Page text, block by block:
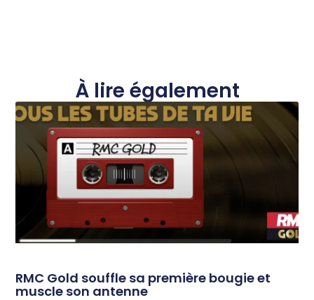
À lire également
RMC Gold souffle sa première bougie et
muscle son antenne